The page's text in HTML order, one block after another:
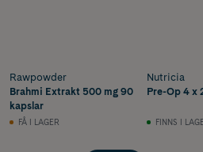
Rawpowder
Brahmi Extrakt 500 mg 90
kapslar
FÅ I LAGER
Nutricia
Pre-Op 4 x
FINNS I